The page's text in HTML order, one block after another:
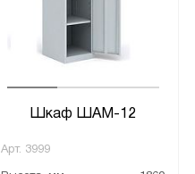
Шкаф ШАМ-12
Арт. 3999